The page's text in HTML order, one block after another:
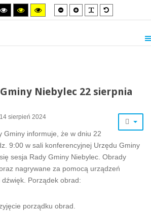
High
contrast
High
contrast
High
contrast
Smaller
font
Larger
font
Default
font
Niebylec 22 sierpnia
sierpień 2024
Gminy informuje, że w dniu 22
9:00 w sali konferencyjnej Urzędu Gminy
sesja Rady Gminy Niebylec. Obrady
nagrywane za pomocą urządzeń
Porządek obrad:
porządku obrad.